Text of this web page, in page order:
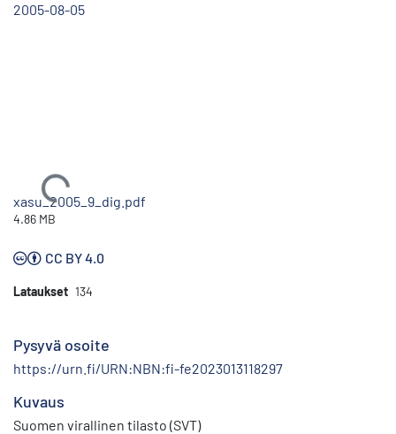
2005-08-05
Ladataan...
xasu_2005_9_dig.pdf
4.86 MB
CC BY 4.0
Lataukset 134
Pysyvä osoite
https://urn.fi/URN:NBN:fi-fe2023013118297
Kuvaus
Suomen virallinen tilasto (SVT)